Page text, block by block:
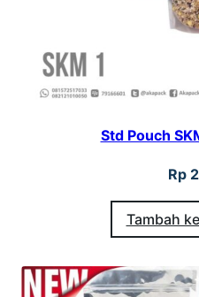
Std Pouch
Rp
Tambah